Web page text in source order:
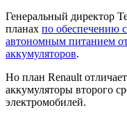
Генеральный директор
планах по обеспечению
автономным питанием
аккумуляторов.
Но план Renault
аккумуляторы второго
электромобилей.